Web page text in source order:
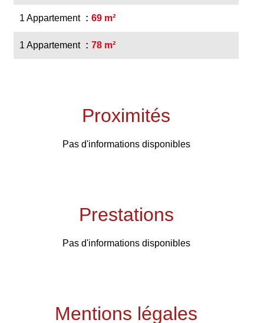
1 Appartement 69 m²
1 Appartement 78 m²
Proximités
Pas d'informations disponibles
Prestations
Pas d'informations disponibles
Mentions légales